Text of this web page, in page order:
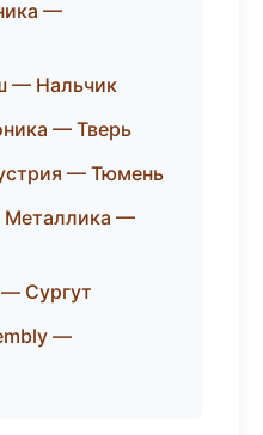
—
— Нальчик
— Тверь
— Тюмень
Металлика —
Сургут
—